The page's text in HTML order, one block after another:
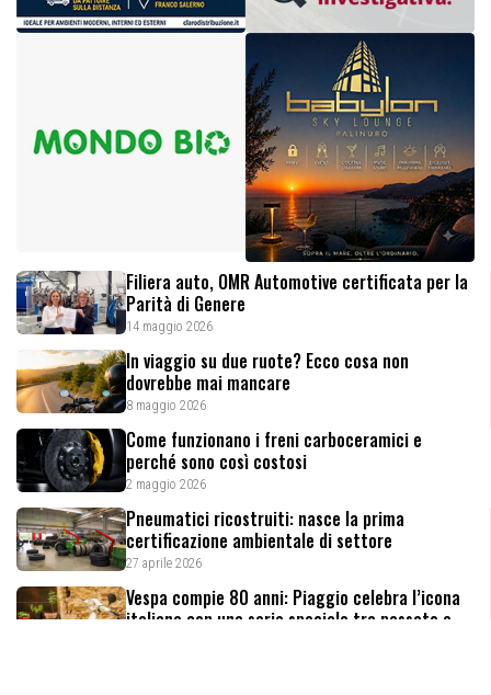
Filiera auto, OMR Automotive certificata per la
Parità di Genere
14 maggio 2026
In viaggio su due ruote? Ecco cosa non
dovrebbe mai mancare
8 maggio 2026
Come funzionano i freni carboceramici e
perché sono così costosi
2 maggio 2026
Pneumatici ricostruiti: nasce la prima
certificazione ambientale di settore
27 aprile 2026
Vespa compie 80 anni: Piaggio celebra l’icona
italiana con una serie speciale tra passato e